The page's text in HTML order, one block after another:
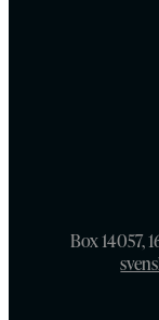
Box 14057,